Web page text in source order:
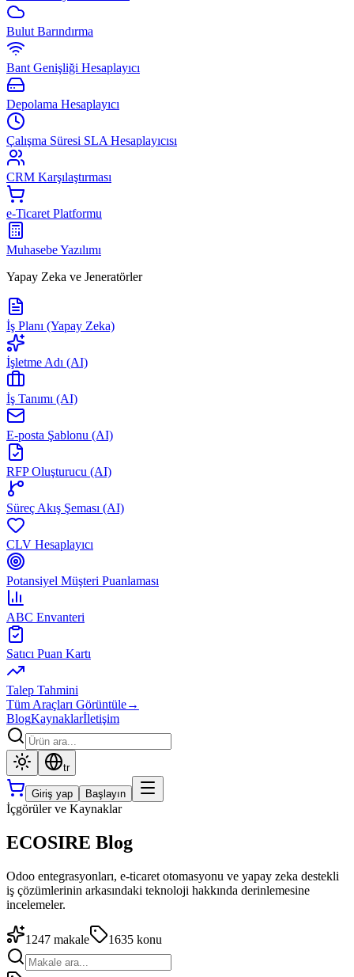
Bulut Barındırma
Bant Genişliği Hesaplayıcı
Depolama Hesaplayıcı
Çalışma Süresi SLA Hesaplayıcısı
CRM Karşılaştırması
e-Ticaret Platformu
Muhasebe Yazılımı
Yapay Zeka ve Jeneratörler
İş Planı (Yapay Zeka)
İşletme Adı (AI)
İş Tanımı (AI)
E-posta Şablonu (AI)
RFP Oluşturucu (AI)
Süreç Akış Şeması (AI)
CLV Hesaplayıcı
Potansiyel Müşteri Puanlaması
ABC Envanteri
Satıcı Puan Kartı
Talep Tahmini
Tüm Araçları Görüntüle→
BlogKaynaklarİletişim
tr
Giriş yap Başlayın
İçgörüler ve Kaynaklar
ECOSIRE Blog
Odoo entegrasyonları, e-ticaret otomasyonu ve yapay zeka destekli
iş çözümlerinin arkasındaki teknoloji hakkında derinlemesine
incelemeler.
1247 makale 1635 konu